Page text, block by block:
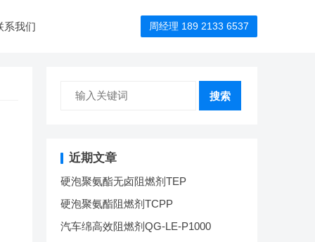
系我们 周经理 189 2133 6537
搜索
近期文章
硬泡聚氨酯无卤阻燃剂TEP
硬泡聚氨酯阻燃剂TCPP
汽车绵高效阻燃剂QG-LE-P1000